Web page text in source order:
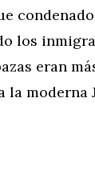
los
eran
moderna